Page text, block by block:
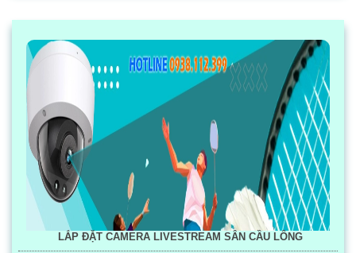
LẮP ĐẶT CAMERA LIVESTREAM SÂN CẦU LÔNG